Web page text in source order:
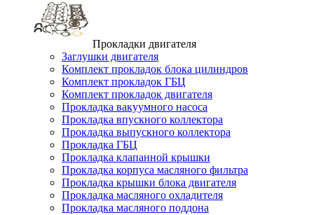
Прокладки двигателя
Заглушки двигателя
Комплект прокладок блока цилиндров
Комплект прокладок ГБЦ
Комплект прокладок двигателя
Прокладка вакуумного насоса
Прокладка впускного коллектора
Прокладка выпускного коллектора
Прокладка ГБЦ
Прокладка клапанной крышки
Прокладка корпуса масляного фильтра
Прокладка крышки блока двигателя
Прокладка масляного охладителя
Прокладка масляного поддона